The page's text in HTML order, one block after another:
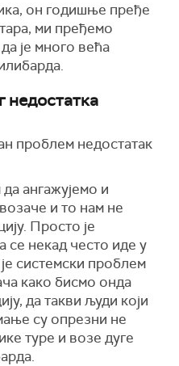
он годишње пређе
ми пређемо
је много већа
недостатка
проблем недостатак
ангажујемо и
и то нам не
Просто је
се некад често иде у
системски проблем
како бисмо онда
да такви људи који
су опрезни не
туре и возе дуге